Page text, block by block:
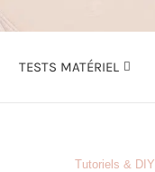
TESTS MATÉRIEL
Tutoriels & DIY